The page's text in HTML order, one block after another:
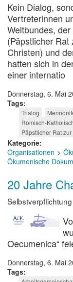
Kein Dialog,
Vertreterinnen
Weltbundes,
(Päpstlicher
Christen) und
hatten sich in
einer internatio
Donnerstag, 6. Mai
Tags
Trialog
Römisch-
Päpstlicher Rat
Kategorie
Organisationen
Ökumenische
20 Jahre
Oecumenica“
Donnerstag, 6. Mai
Tags